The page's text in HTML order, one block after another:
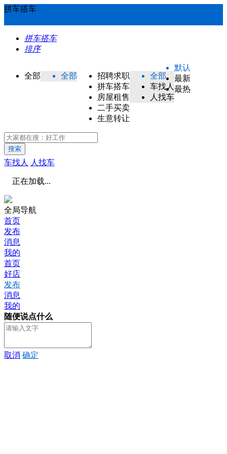
拼车搭车
拼车搭车
排序
全部 全部
招聘求职
拼车搭车
房屋租售
二手买卖
生意转让
全部
车找人
人找车
默认
最新
最热
搜索
车找人 人找车
正在加载...
全局导航
首页
发布
消息
我的
首页
好店
发布
消息
我的
随便说点什么
取消 确定